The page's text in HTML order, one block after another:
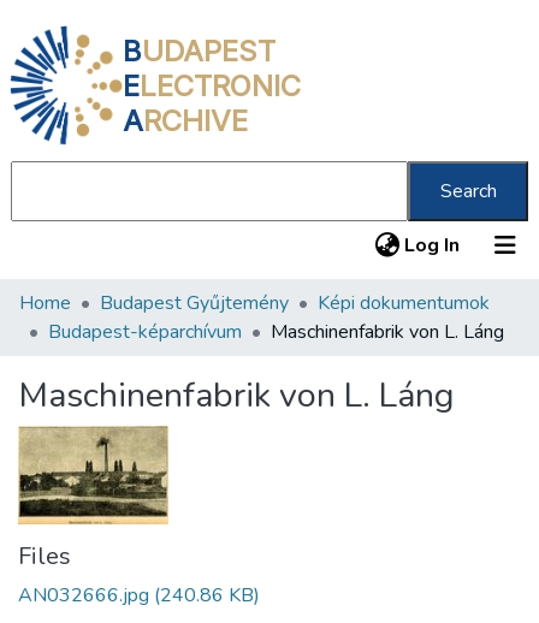
BUDAPEST
ELECTRONIC
ARCHIVE
Search
Log In (current)
Communities & Collections
Statistics
About us
Home Budapest Gyűjtemény
Képi dokumentumok
Budapest-képarchívum
Maschinenfabrik von L. Láng
Maschinenfabrik von L. Láng
Files
AN032666.jpg (240.86 KB)